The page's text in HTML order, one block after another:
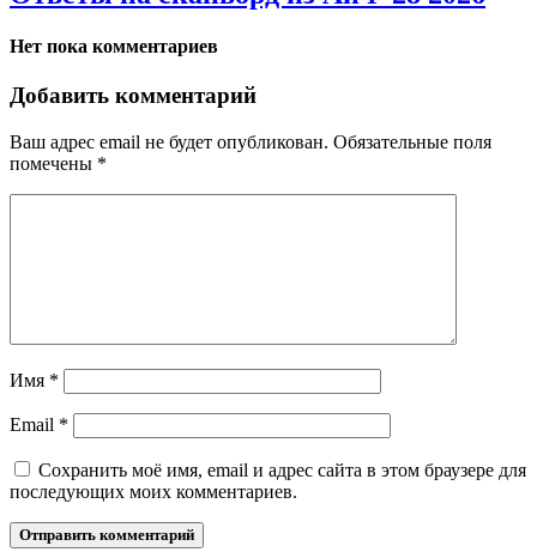
Нет пока комментариев
Добавить комментарий
Ваш адрес email не будет опубликован. Обязательные поля
помечены *
Имя *
Email *
Сохранить моё имя, email и адрес сайта в этом браузере для
последующих моих комментариев.